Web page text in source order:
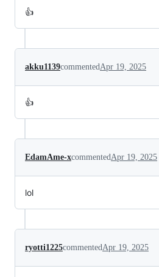
👍
akku1139commentedApr 19, 2025
👍
EdamAme-xcommentedApr 19, 2025
lol
ryotti1225commentedApr 19, 2025